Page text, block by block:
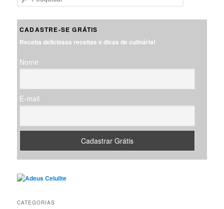
e
u
a
CADASTRE-SE GRÁTIS
Receba deliciosas receitas e dicas de culinária!
Nome
E-mail
CATEGORIAS